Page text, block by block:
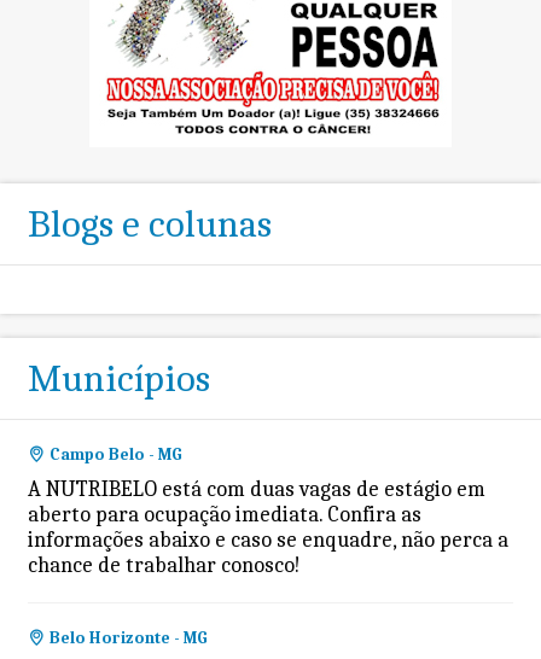
Blogs e colunas
Municípios
Campo Belo - MG
A NUTRIBELO está com duas vagas de estágio em
aberto para ocupação imediata. Confira as
informações abaixo e caso se enquadre, não perca a
chance de trabalhar conosco!
Belo Horizonte - MG